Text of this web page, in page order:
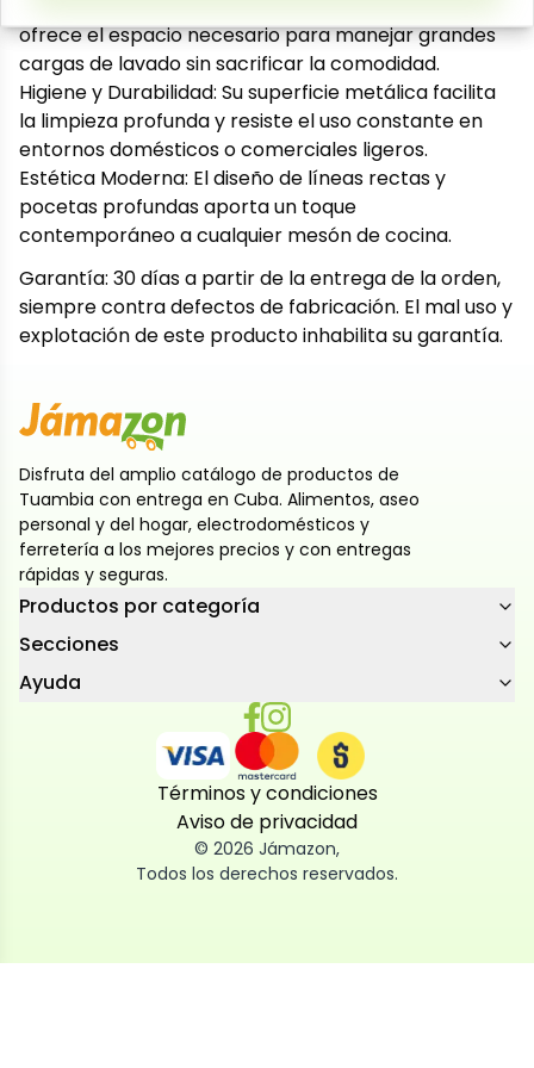
ofrece el espacio necesario para manejar grandes
cargas de lavado sin sacrificar la comodidad.
Higiene y Durabilidad: Su superficie metálica facilita
la limpieza profunda y resiste el uso constante en
entornos domésticos o comerciales ligeros.
Estética Moderna: El diseño de líneas rectas y
pocetas profundas aporta un toque
contemporáneo a cualquier mesón de cocina.
Garantía: 30 días a partir de la entrega de la orden,
siempre contra defectos de fabricación. El mal uso y
explotación de este producto inhabilita su garantía.
Disfruta del amplio catálogo de productos de
Tuambia con entrega en Cuba. Alimentos, aseo
personal y del hogar, electrodomésticos y
ferretería a los mejores precios y con entregas
rápidas y seguras.
Productos por categoría
Secciones
Ayuda
Términos y condiciones
Aviso de privacidad
© 2026 Jámazon,
Todos los derechos reservados.